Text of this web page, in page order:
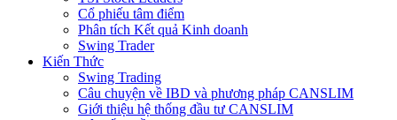
Cổ phiếu tâm điểm
Phân tích Kết quả Kinh doanh
Swing Trader
Kiến Thức
Swing Trading
Câu chuyện về IBD và phương pháp CANSLIM
Giới thiệu hệ thống đầu tư CANSLIM